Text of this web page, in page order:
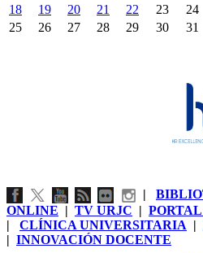
18
19 20 21 22 23
24
25
26 27 28 29 30 31
|
ONLINE | TV URJC |
| CLÍNICA UNIVERSITARIA |
| INNOVACIÓN DOCENTE